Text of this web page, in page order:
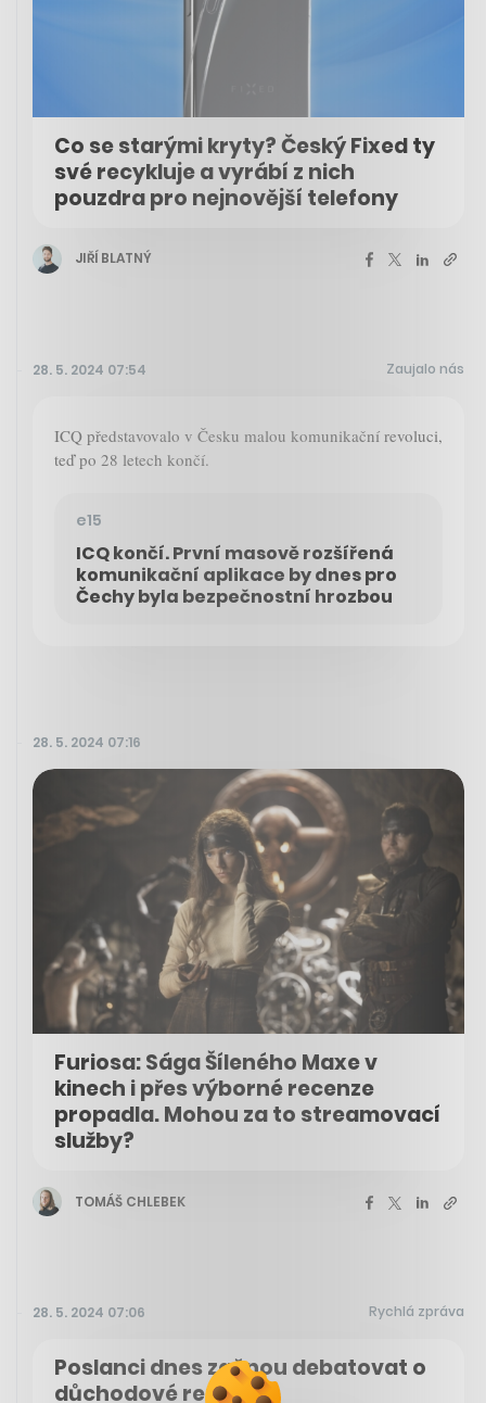
Co se starými kryty? Český Fixed ty
své recykluje a vyrábí z nich
pouzdra pro nejnovější telefony
JIŘÍ BLATNÝ
28. 5. 2024 07:54 Zaujalo nás
ICQ představovalo v Česku malou komunikační revoluci,
teď po 28 letech končí.
e15
ICQ končí. První masově rozšířená
komunikační aplikace by dnes pro
Čechy byla bezpečnostní hrozbou
28. 5. 2024 07:16
Furiosa: Sága Šíleného Maxe v
kinech i přes výborné recenze
propadla. Mohou za to streamovací
služby?
TOMÁŠ CHLEBEK
28. 5. 2024 07:06 Rychlá zpráva
Poslanci dnes začnou debatovat o
důchodové reformě